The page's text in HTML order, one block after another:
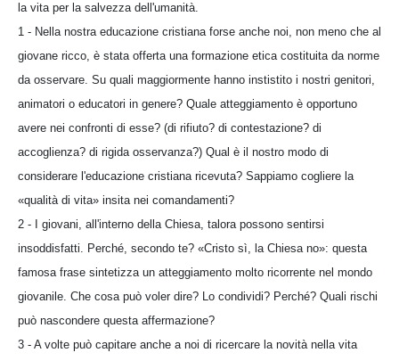
la vita per la salvezza dell'umanità.
1 - Nella nostra educazione cristiana forse anche noi, non meno che al
giovane ricco, è stata offerta una formazione etica costituita da norme
da osservare. Su quali maggiormente hanno instistito i nostri genitori,
animatori o educatori in genere? Quale atteggiamento è opportuno
avere nei confronti di esse? (di rifiuto? di contestazione? di
accoglienza? di rigida osservanza?) Qual è il nostro modo di
considerare l'educazione cristiana ricevuta? Sappiamo cogliere la
«qualità di vita» insita nei comandamenti?
2 - I giovani, all'interno della Chiesa, talora possono sentirsi
insoddisfatti. Perché, secondo te? «Cristo sì, la Chiesa no»: questa
famosa frase sintetizza un atteggiamento molto ricorrente nel mondo
giovanile. Che cosa può voler dire? Lo condividi? Perché? Quali rischi
può nascondere questa affermazione?
3 - A volte può capitare anche a noi di ricercare la novità nella vita